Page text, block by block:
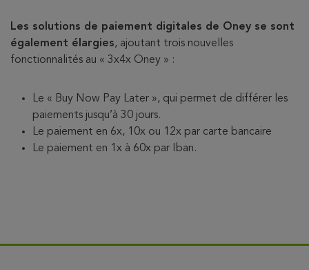
Les solutions de paiement digitales de Oney se sont
également élargies, ajoutant trois nouvelles
fonctionnalités au « 3x4x Oney » :
Le « Buy Now Pay Later », qui permet de différer les
paiements jusqu’à 30 jours.
Le paiement en 6x, 10x ou 12x par carte bancaire
Le paiement en 1x à 60x par Iban.